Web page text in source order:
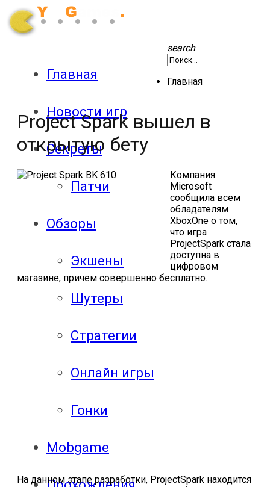
Главная
Новости игр
Секреты
Патчи
Обзоры
Экшены
Шутеры
Стратегии
Онлайн игры
Гонки
Mobgame
search
Главная
Project Spark вышел в
открытую бету
Компания
Microsoft
сообщила всем
обладателям
XboxOne о том,
что игра
ProjectSpark стала
доступна в
цифровом
магазине, причем совершенно бесплатно.
На данном этапе разработки, ProjectSpark находится